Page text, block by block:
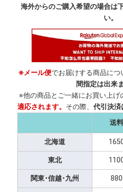
海外からのご購入希望の場合は
い。
※メール便でお届けする商品につ
間指定は出来
※他の商品とご一緒にお買い上げ
適応されます。 その際、 代引決済
送
北海道
東北
関東･信越･九州